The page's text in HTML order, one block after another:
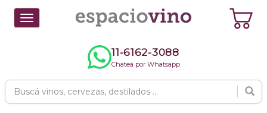
Toggle
navigation
11-6162-3088
Chateá por Whatsapp